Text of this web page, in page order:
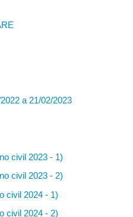
a 21/02/2023
civil 2023 - 1)
civil 2023 - 2)
civil 2024 - 1)
civil 2024 - 2)